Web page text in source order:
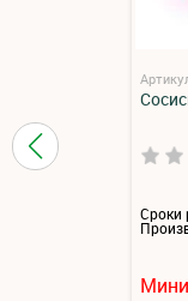
Сроки